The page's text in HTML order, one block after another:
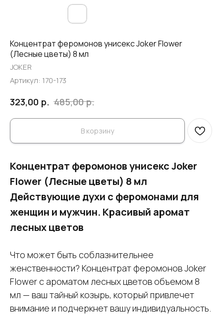
Концентрат феромонов унисекс Joker Flower
(Лесные цветы) 8 мл
JOKER
Артикул: 170-173
323,00 р. 485,00 р.
В корзину
Концентрат феромонов унисекс Joker
Flower (Лесные цветы) 8 мл
Действующие духи с феромонами для
женщин и мужчин. Красивый аромат
лесных цветов
Что может быть соблазнительнее
женственности? Концентрат феромонов Joker
Flower с ароматом лесных цветов объемом 8
мл — ваш тайный козырь, который привлечет
внимание и подчеркнет вашу индивидуальность.